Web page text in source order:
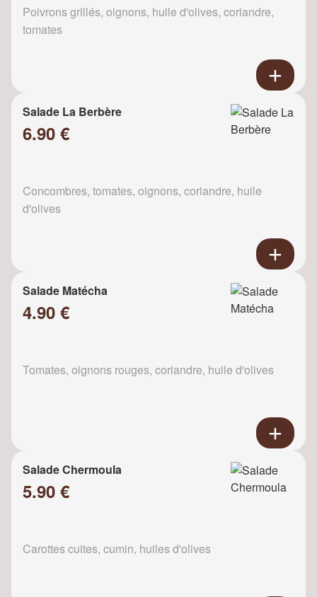
Poivrons grillés, oignons, huile d'olives, coriandre,
tomates
Salade La Berbère
6.90 €
Concombres, tomates, oignons, coriandre, huile
d'olives
Salade Matécha
4.90 €
Tomates, oignons rouges, coriandre, huile d'olives
Salade Chermoula
5.90 €
Carottes cuites, cumin, huiles d'olives